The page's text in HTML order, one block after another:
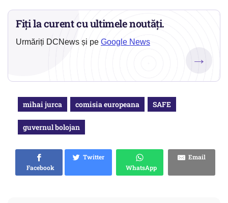
Fiți la curent cu ultimele noutăți.
Urmăriți DCNews și pe Google News
→
mihai jurca comisia europeana SAFE
guvernul bolojan
Facebook
Twitter
WhatsApp
Email